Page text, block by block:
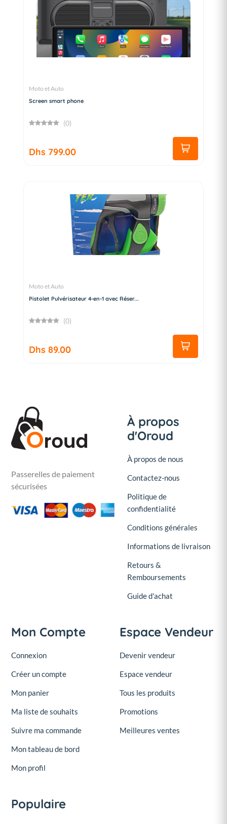
Moto et Auto
Screen smart phone
(0)
Dhs 799.00
Moto et Auto
Pistolet Pulvérisateur 4-en-1 avec Réser...
(0)
Dhs 89.00
Passerelles de paiement
sécurisées
À propos
d'Oroud
À propos de nous
Contactez-nous
Politique de
confidentialité
Conditions générales
Informations de livraison
Retours &
Remboursements
Guide d'achat
Mon Compte
Connexion
Créer un compte
Mon panier
Ma liste de souhaits
Suivre ma commande
Mon tableau de bord
Mon profil
Espace Vendeur
Devenir vendeur
Espace vendeur
Tous les produits
Promotions
Meilleures ventes
Populaire